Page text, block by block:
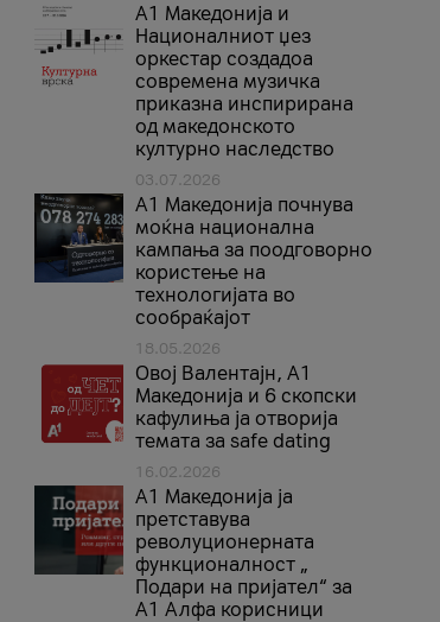
А1 Македонија и
Националниот џез
оркестар создадоа
современа музичка
приказна инспирирана
од македонското
културно наследство
03.07.2026
A1 Македонија почнува
моќна национална
кампања за поодговорно
користење на
технологијата во
сообраќајот
18.05.2026
Овој Валентајн, A1
Македонија и 6 скопски
кафулиња ја отворија
темата за safe dating
16.02.2026
А1 Македонија ја
претставува
револуционерната
функционалност „
Подари на пријател“ за
А1 Алфа корисници